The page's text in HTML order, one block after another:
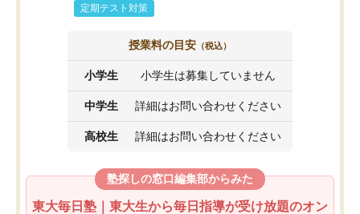
定期テスト対策
授業料の目安 （税込）
小学生 小学生は募集していません
中学生 詳細はお問い合わせください
高校生 詳細はお問い合わせください
塾探しの窓口編集部からみた
東大毎日塾｜東大生から毎日指導が受け放題のオン